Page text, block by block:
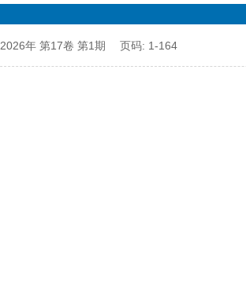
2026年 第17卷 第1期 页码: 1-164